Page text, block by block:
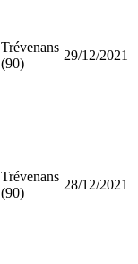
Trévenans
(90)
29/12/2021
Trévenans
(90)
28/12/2021